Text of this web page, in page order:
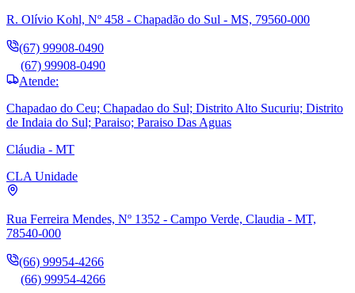
R. Olívio Kohl, Nº 458 - Chapadão do Sul - MS, 79560-000
(67) 99908-0490
(67) 99908-0490
Atende:
Chapadao do Ceu; Chapadao do Sul; Distrito Alto Sucuriu; Distrito
de Indaia do Sul; Paraiso; Paraiso Das Aguas
Cláudia - MT
CLA Unidade
Rua Ferreira Mendes, Nº 1352 - Campo Verde, Claudia - MT,
78540-000
(66) 99954-4266
(66) 99954-4266